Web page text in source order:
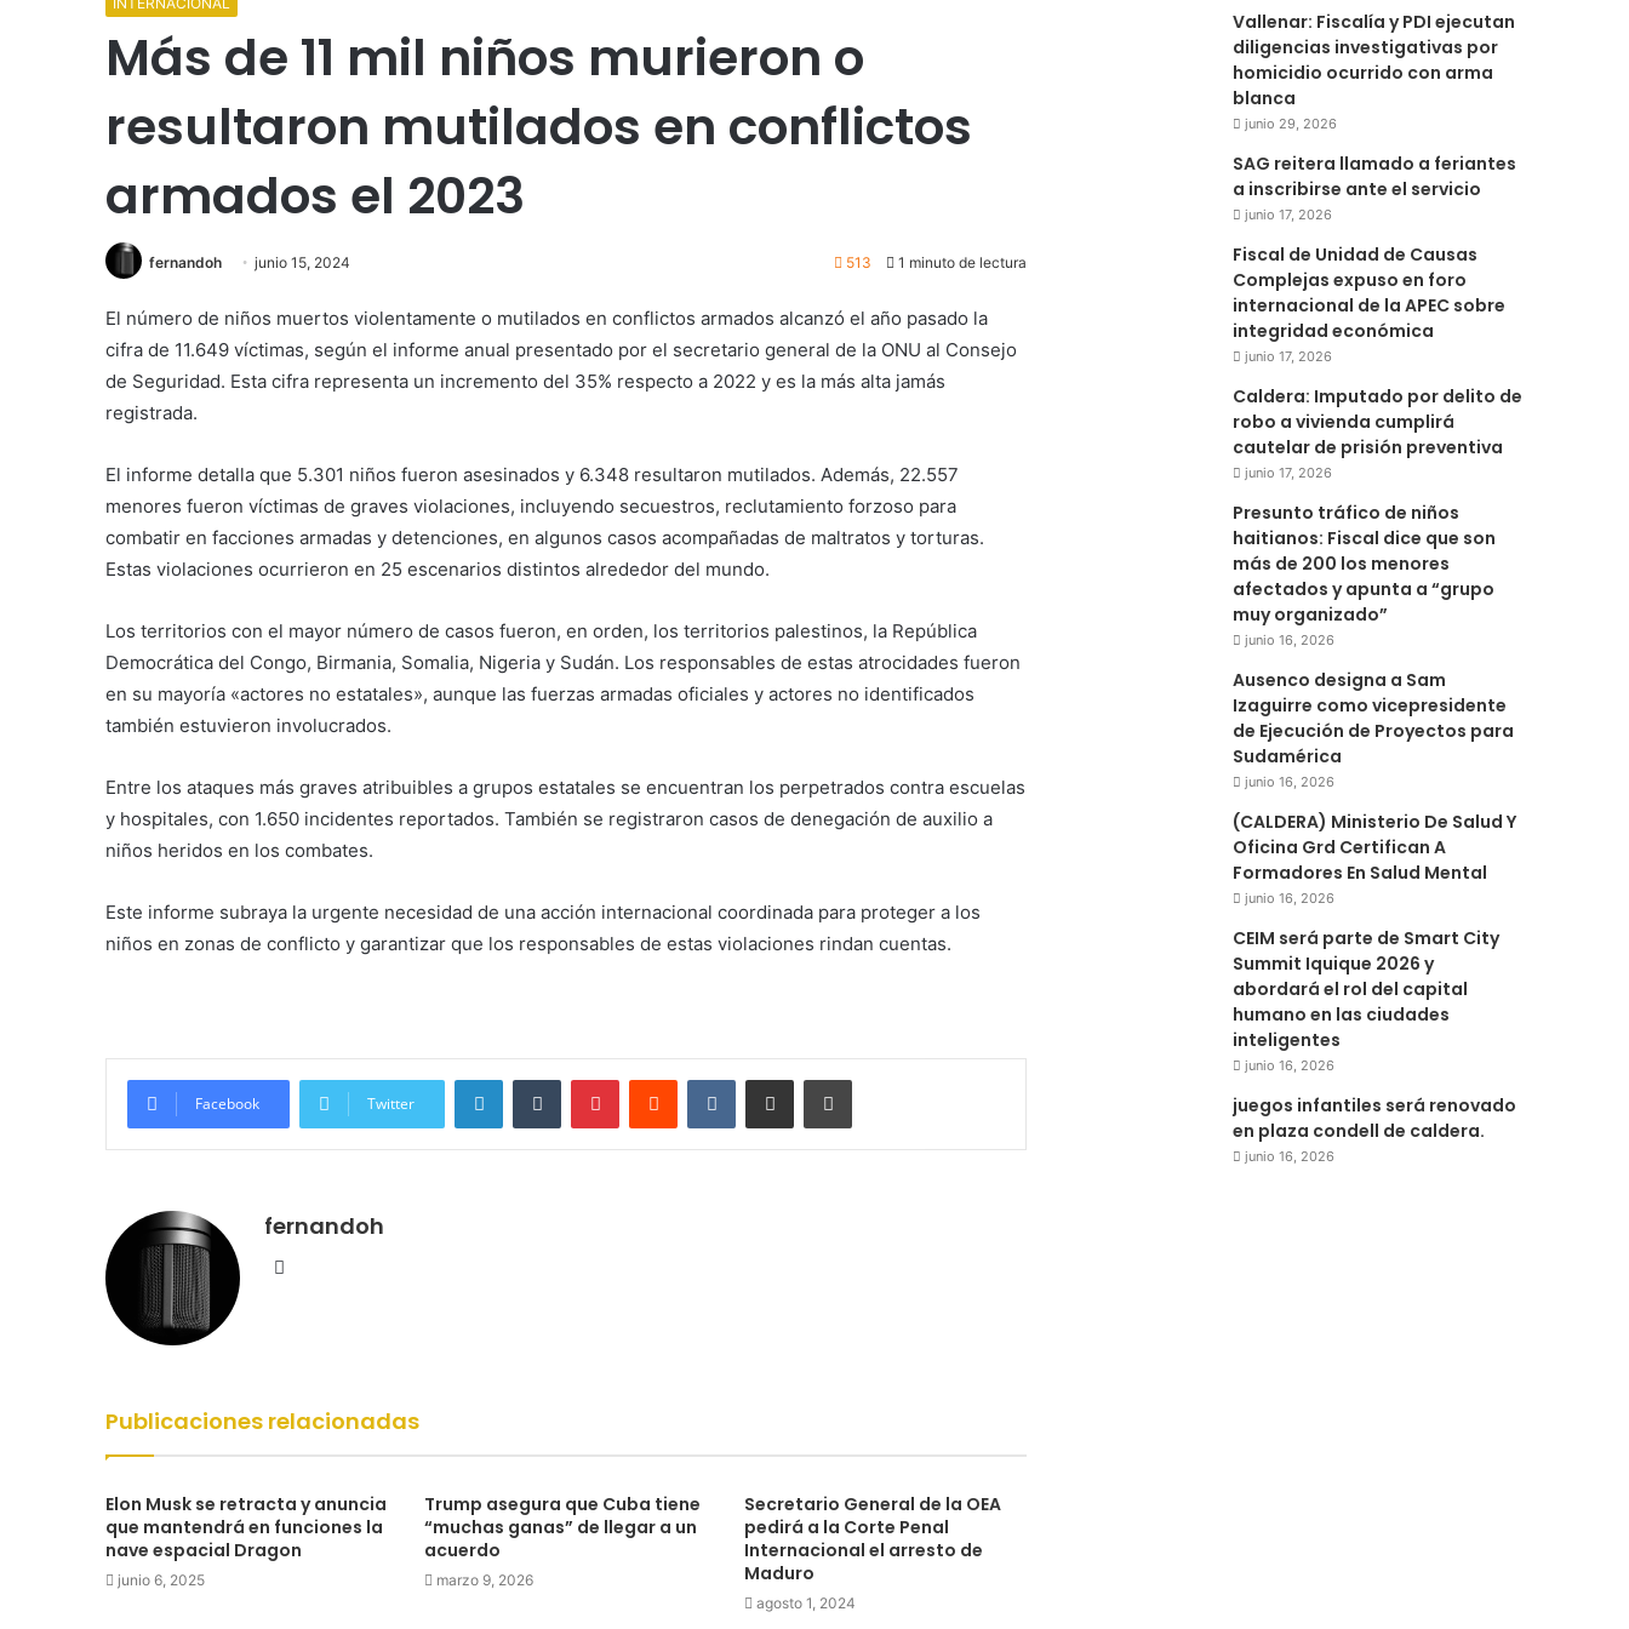
Más de 11 mil niños murieron o
resultaron mutilados en conflictos
armados el 2023
fernandoh junio 15, 2024 513 1 minuto de lectura
El número de niños muertos violentamente o mutilados en conflictos armados alcanzó el año pasado la
cifra de 11.649 víctimas, según el informe anual presentado por el secretario general de la ONU al Consejo
de Seguridad. Esta cifra representa un incremento del 35% respecto a 2022 y es la más alta jamás
registrada.
El informe detalla que 5.301 niños fueron asesinados y 6.348 resultaron mutilados. Además, 22.557
menores fueron víctimas de graves violaciones, incluyendo secuestros, reclutamiento forzoso para
combatir en facciones armadas y detenciones, en algunos casos acompañadas de maltratos y torturas.
Estas violaciones ocurrieron en 25 escenarios distintos alrededor del mundo.
Los territorios con el mayor número de casos fueron, en orden, los territorios palestinos, la República
Democrática del Congo, Birmania, Somalia, Nigeria y Sudán. Los responsables de estas atrocidades fueron
en su mayoría «actores no estatales», aunque las fuerzas armadas oficiales y actores no identificados
también estuvieron involucrados.
Entre los ataques más graves atribuibles a grupos estatales se encuentran los perpetrados contra escuelas
y hospitales, con 1.650 incidentes reportados. También se registraron casos de denegación de auxilio a
niños heridos en los combates.
Este informe subraya la urgente necesidad de una acción internacional coordinada para proteger a los
niños en zonas de conflicto y garantizar que los responsables de estas violaciones rindan cuentas.
Facebook Twitter
LinkedInTumblr PinterestReddit VKontakteCompartir por correo electrónicoImprimir
fernandoh
Sitio
Publicaciones relacionadas
Elon Musk se retracta y anuncia
que mantendrá en funciones la
nave espacial Dragon
junio 6, 2025
Trump asegura que Cuba tiene
“muchas ganas” de llegar a un
acuerdo
marzo 9, 2026
Secretario General de la OEA
pedirá a la Corte Penal
Internacional el arresto de
Maduro
agosto 1, 2024
Vallenar: Fiscalía y PDI ejecutan
diligencias investigativas por
homicidio ocurrido con arma
blanca
junio 29, 2026
SAG reitera llamado a feriantes
a inscribirse ante el servicio
junio 17, 2026
Fiscal de Unidad de Causas
Complejas expuso en foro
internacional de la APEC sobre
integridad económica
junio 17, 2026
Caldera: Imputado por delito de
robo a vivienda cumplirá
cautelar de prisión preventiva
junio 17, 2026
Presunto tráfico de niños
haitianos: Fiscal dice que son
más de 200 los menores
afectados y apunta a “grupo
muy organizado”
junio 16, 2026
Ausenco designa a Sam
Izaguirre como vicepresidente
de Ejecución de Proyectos para
Sudamérica
junio 16, 2026
(CALDERA) Ministerio De Salud Y
Oficina Grd Certifican A
Formadores En Salud Mental
junio 16, 2026
CEIM será parte de Smart City
Summit Iquique 2026 y
abordará el rol del capital
humano en las ciudades
inteligentes
junio 16, 2026
juegos infantiles será renovado
en plaza condell de caldera.
junio 16, 2026